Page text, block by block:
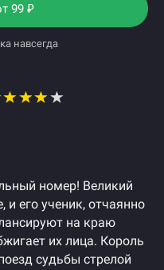
99 ₽
навсегда
номер! Великий
его ученик, отчаянно
на краю
их лица. Король
судьбы стрелой